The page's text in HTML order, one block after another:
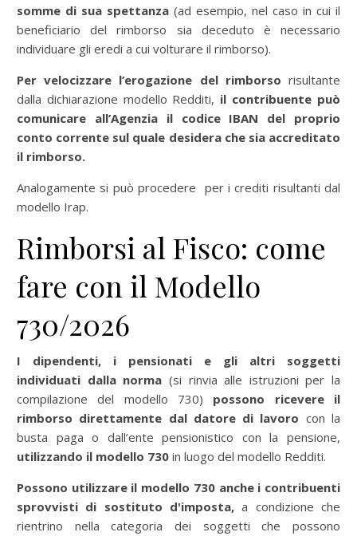
somme di sua spettanza (ad esempio, nel caso in cui il
beneficiario del rimborso sia deceduto è necessario
individuare gli eredi a cui volturare il rimborso).
Per velocizzare l’erogazione del rimborso risultante
dalla dichiarazione modello Redditi, il contribuente può
comunicare all’Agenzia il codice IBAN del proprio
conto corrente sul quale desidera che sia accreditato
il rimborso.
Analogamente si può procedere per i crediti risultanti dal
modello Irap.
Rimborsi al Fisco: come
fare con il Modello
730/2026
I dipendenti, i pensionati e gli altri soggetti
individuati dalla norma (si rinvia alle istruzioni per la
compilazione del modello 730) possono ricevere il
rimborso direttamente dal datore di lavoro con la
busta paga o dall’ente pensionistico con la pensione,
utilizzando il modello 730 in luogo del modello Redditi.
Possono utilizzare il modello 730 anche i contribuenti
sprovvisti di sostituto d'imposta, a condizione che
rientrino nella categoria dei soggetti che possono